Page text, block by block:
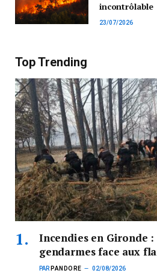
incontrôlable
23/07/2026
Top Trending
Incendies en Gironde :
gendarmes face aux
PAR PANDORE 02/08/2026